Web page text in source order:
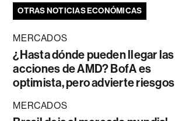
OTRAS NOTICIAS ECONÓMICAS
MERCADOS
¿Hasta dónde pueden llegar las
acciones de AMD? BofA es
optimista, pero advierte riesgos
MERCADOS